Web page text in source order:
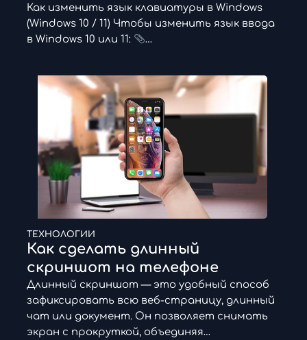
Как изменить язык клавиатуры в Windows
(Windows 10 / 11) Чтобы изменить язык ввода
в Windows 10 или 11:
…
ТЕХНОЛОГИИ
Как сделать длинный
скриншот на телефоне
Длинный скриншот — это удобный способ
зафиксировать всю веб-страницу, длинный
чат или документ. Он позволяет снимать
экран с прокруткой, объединяя…